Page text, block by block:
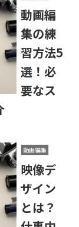
動画編
集の練
習方法5
選！必
要なス
動画編集
映像デ
ザイン
とは？